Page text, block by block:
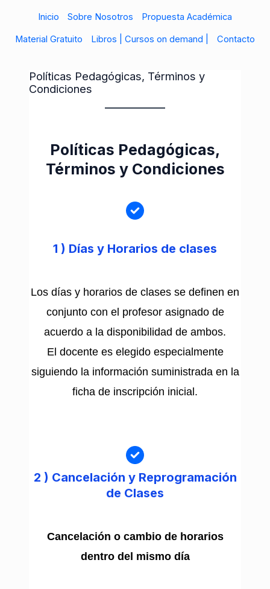
contenido
Inicio Sobre Nosotros Propuesta Académica
Material Gratuito Libros | Cursos on demand | Contacto
Políticas Pedagógicas, Términos y
Condiciones
Políticas Pedagógicas,
Términos y Condiciones
1 ) Días y Horarios de clases
Los días y horarios de clases se definen en
conjunto con el profesor asignado de
acuerdo a la disponibilidad de ambos.
El docente es elegido especialmente
siguiendo la información suministrada en la
ficha de inscripción inicial.
2 ) Cancelación y Reprogramación
de Clases
Cancelación o cambio de horarios
dentro del mismo día